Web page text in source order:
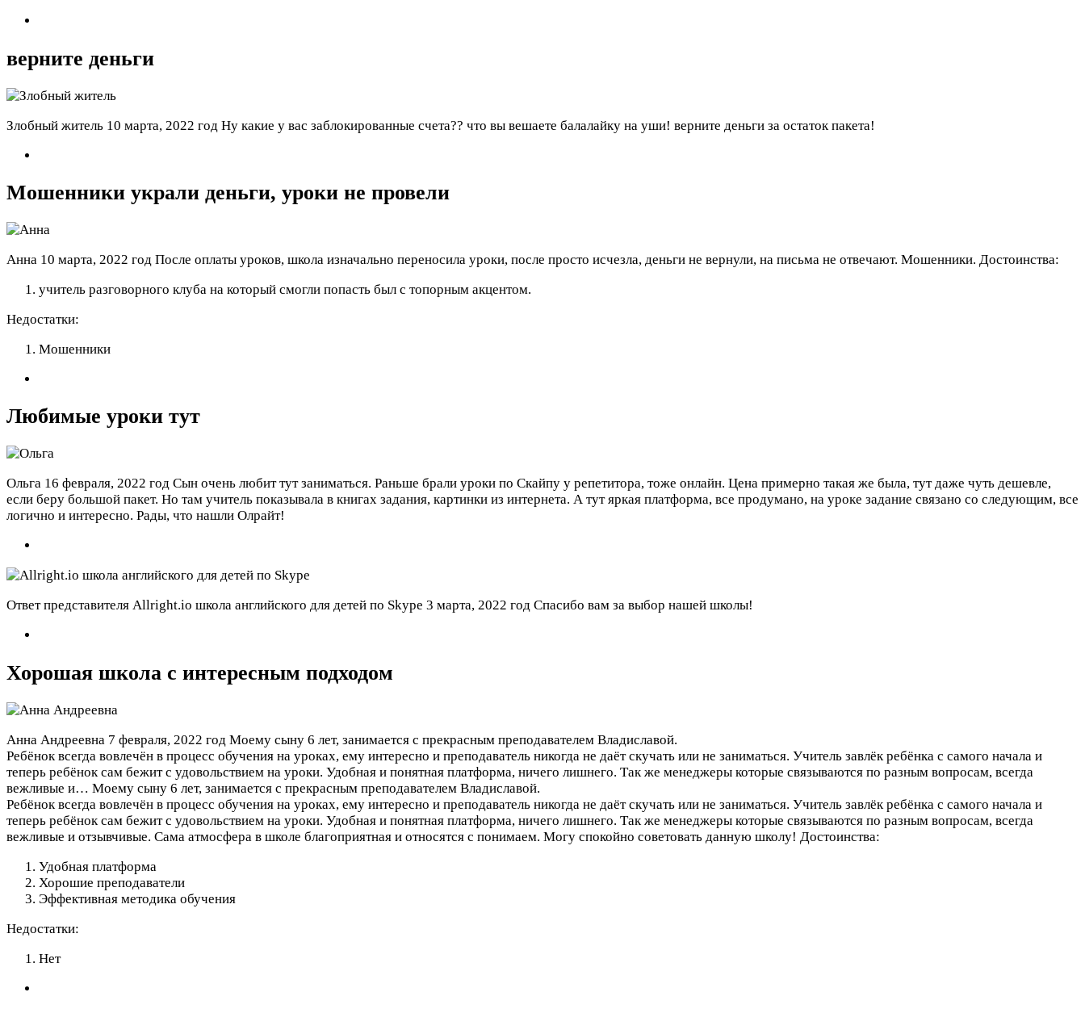
верните деньги
Злобный житель 10 марта, 2022 год Ну какие у вас заблокированные счета?? что вы вешаете балалайку на уши! верните деньги за остаток пакета!
Мошенники украли деньги, уроки не провели
Анна 10 марта, 2022 год После оплаты уроков, школа изначально переносила уроки, после просто исчезла, деньги не вернули, на письма не отвечают. Мошенники. Достоинства:
учитель разговорного клуба на который смогли попасть был с топорным акцентом.
Недостатки:
Мошенники
Любимые уроки тут
Ольга 16 февраля, 2022 год Сын очень любит тут заниматься. Раньше брали уроки по Скайпу у репетитора, тоже онлайн. Цена примерно такая же была, тут даже чуть дешевле,
если беру большой пакет. Но там учитель показывала в книгах задания, картинки из интернета. А тут яркая платформа, все продумано, на уроке задание связано со следующим, все
логично и интересно. Рады, что нашли Олрайт!
Ответ представителя Allright.io школа английского для детей по Skype 3 марта, 2022 год Спасибо вам за выбор нашей школы!
Хорошая школа с интересным подходом
Анна Андреевна 7 февраля, 2022 год Моему сыну 6 лет, занимается с прекрасным преподавателем Владиславой.
Ребёнок всегда вовлечён в процесс обучения на уроках, ему интересно и преподаватель никогда не даёт скучать или не заниматься. Учитель завлёк ребёнка с самого начала и
теперь ребёнок сам бежит с удовольствием на уроки. Удобная и понятная платформа, ничего лишнего. Так же менеджеры которые связываются по разным вопросам, всегда
вежливые и… Моему сыну 6 лет, занимается с прекрасным преподавателем Владиславой.
Ребёнок всегда вовлечён в процесс обучения на уроках, ему интересно и преподаватель никогда не даёт скучать или не заниматься. Учитель завлёк ребёнка с самого начала и
теперь ребёнок сам бежит с удовольствием на уроки. Удобная и понятная платформа, ничего лишнего. Так же менеджеры которые связываются по разным вопросам, всегда
вежливые и отзывчивые. Сама атмосфера в школе благоприятная и относятся с понимаем. Могу спокойно советовать данную школу! Достоинства:
Удобная платформа
Хорошие преподаватели
Эффективная методика обучения
Недостатки:
Нет